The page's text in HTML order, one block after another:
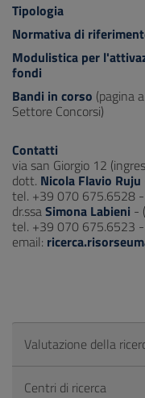
Tipologia
Normativa di
Modulistica per
fondi
Bandi in corso (pagina
Settore Concorsi)
Contatti
via san Giorgio 12
dott. Nicola Flavio Ruju
tel. +39 070 675.6528
dr.ssaSimona Labieni -
tel. +39 070 675.6523
email:
Valutazione della
Centri di ricerca